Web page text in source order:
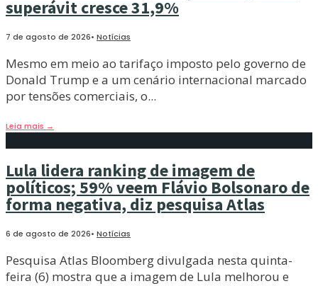
superávit cresce 31,9%
7 de agosto de 2026• Notícias
Mesmo em meio ao tarifaço imposto pelo governo de
Donald Trump e a um cenário internacional marcado
por tensões comerciais, o...
Leia mais →
Lula lidera ranking de imagem de
políticos; 59% veem Flávio Bolsonaro de
forma negativa, diz pesquisa Atlas
6 de agosto de 2026• Notícias
Pesquisa Atlas Bloomberg divulgada nesta quinta-
feira (6) mostra que a imagem de Lula melhorou e